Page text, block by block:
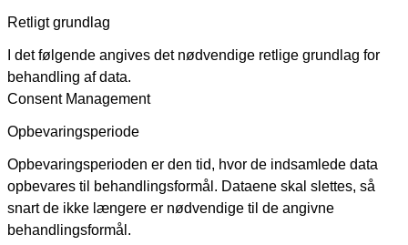
Retligt grundlag
I det følgende angives det nødvendige retlige grundlag for
behandling af data.
Consent Management
Opbevaringsperiode
Opbevaringsperioden er den tid, hvor de indsamlede data
opbevares til behandlingsformål. Dataene skal slettes, så
snart de ikke længere er nødvendige til de angivne
behandlingsformål.